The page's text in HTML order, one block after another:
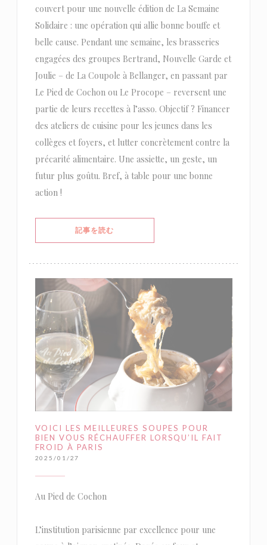
couvert pour une nouvelle édition de La Semaine
Solidaire : une opération qui allie bonne bouffe et
belle cause. Pendant une semaine, les brasseries
engagées des groupes Bertrand, Nouvelle Garde et
Joulie – de La Coupole à Bellanger, en passant par
Le Pied de Cochon ou Le Procope – reversent une
partie de leurs recettes à l’asso. Objectif ? Financer
des ateliers de cuisine pour les jeunes dans les
collèges et foyers, et lutter concrètement contre la
précarité alimentaire. Une assiette, un geste, un
futur plus goûtu. Bref, à table pour une bonne
action !
記事を読む
VOICI LES MEILLEURES SOUPES POUR
BIEN VOUS RÉCHAUFFER LORSQU’IL FAIT
FROID À PARIS
2025/01/27
Au Pied de Cochon
L’institution parisienne par excellence pour une